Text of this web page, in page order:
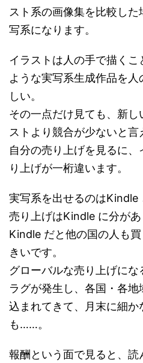
スト系の画像集を比較し
写系になります。
イラストは人の手で描く
ような実写系生成作品を
しい。
その一点だけ見ても、新
ストより競合が少ないと言
自分の売り上げを見るに
り上げが一桁違います。
実写系を出せるのはKindle
売り上げはKindle に分があ
Kindle だと他の国の人も
きいです。
グローバルな売り上げに
ラグが発生し、各国・各
込まれてきて、月末に細か
も……。
報酬という面で見ると、